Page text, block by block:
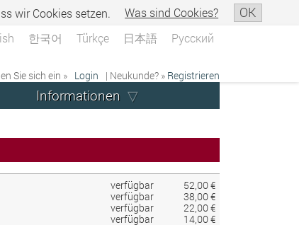
wir Cookies setzen. Was sind Cookies? OK
한국어 Türkçe 日本語 Русский
Sie sich ein » Login | Neukunde? » Registrieren
Informationen
verfügbar
52,00 €
verfügbar
38,00 €
verfügbar
22,00 €
verfügbar
14,00 €